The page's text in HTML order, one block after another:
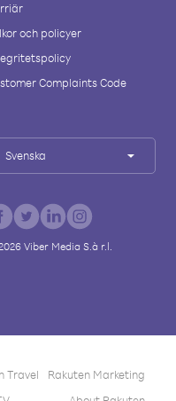
och policyer
Complaints Code
Svenska
Viber Media S.à r.l.
Travel
Rakuten Marketing